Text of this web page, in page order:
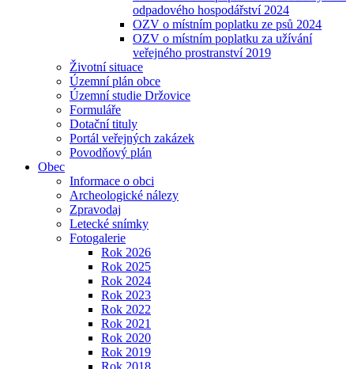
odpadového hospodářství 2024
OZV o místním poplatku ze psů 2024
OZV o místním poplatku za užívání
veřejného prostranství 2019
Životní situace
Územní plán obce
Územní studie Držovice
Formuláře
Dotační tituly
Portál veřejných zakázek
Povodňový plán
Obec
Informace o obci
Archeologické nálezy
Zpravodaj
Letecké snímky
Fotogalerie
Rok 2026
Rok 2025
Rok 2024
Rok 2023
Rok 2022
Rok 2021
Rok 2020
Rok 2019
Rok 2018